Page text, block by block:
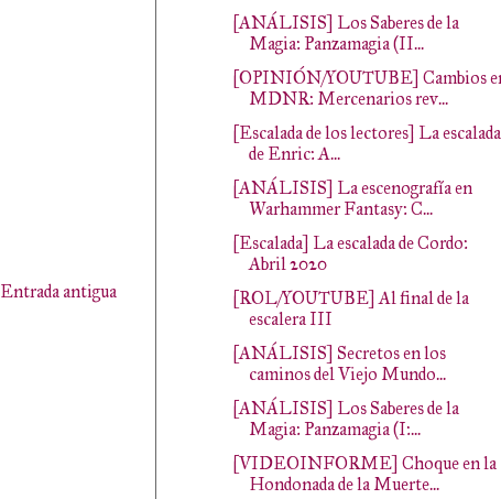
Entrada antigua
[ANÁLISIS] Los Saberes de la
Magia: Panzamagia (II...
[OPINIÓN/YOUTUBE] Cambios
MDNR: Mercenarios rev...
[Escalada de los lectores] La escalada
de Enric: A...
[ANÁLISIS] La escenografía en
Warhammer Fantasy: C...
[Escalada] La escalada de Cordo:
Abril 2020
[ROL/YOUTUBE] Al final de la
escalera III
[ANÁLISIS] Secretos en los
caminos del Viejo Mundo...
[ANÁLISIS] Los Saberes de la
Magia: Panzamagia (I:...
[VIDEOINFORME] Choque en la
Hondonada de la Muerte...